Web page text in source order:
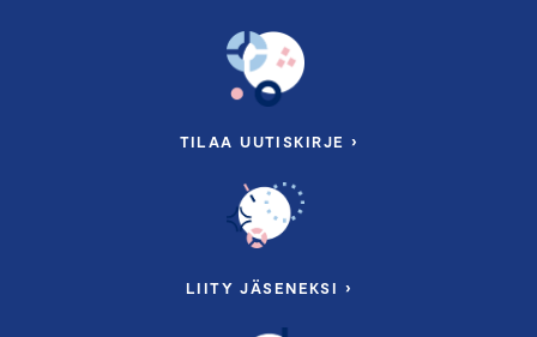
TILAA UUTISKIRJE ›
LIITY JÄSENEKSI ›